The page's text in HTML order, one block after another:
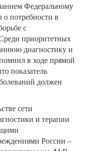
Федеральному
потребности в
с
приоритетных
диагностику и
в ходе прямой
показатель
должен
сети
и терапии
России –